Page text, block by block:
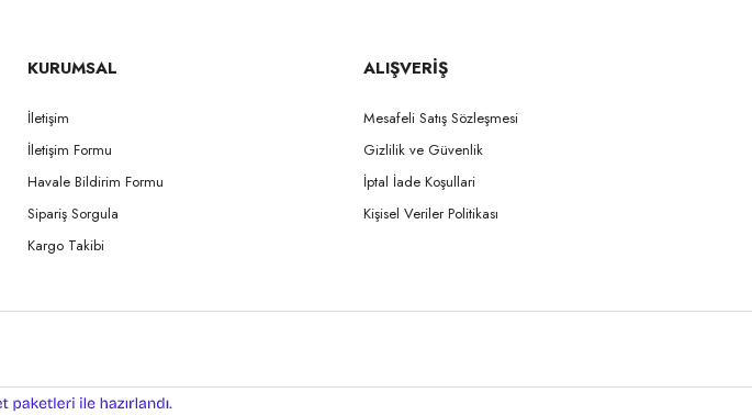
KURUMSAL
İletişim
İletişim Formu
Havale Bildirim Formu
Sipariş Sorgula
Kargo Takibi
ALIŞVERİŞ
Mesafeli Satış Sözleşmesi
Gizlilik ve Güvenlik
İptal İade Koşullari
Kişisel Veriler Politikası
e-